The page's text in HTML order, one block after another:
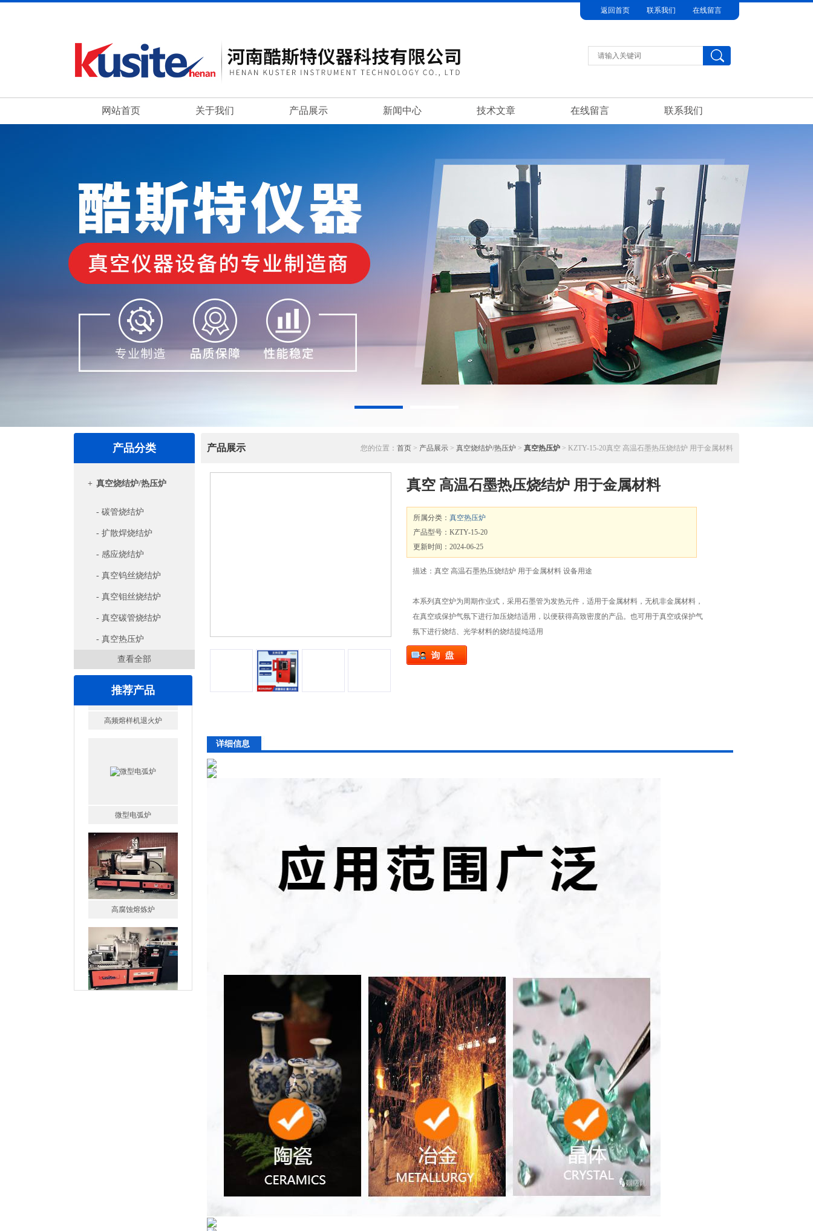
返回首页 联系我们 在线留言
网站首页 关于我们 产品展示 新闻中心 技术文章 在线留言 联系我们
产品分类
+ 真空烧结炉/热压炉
- 碳管烧结炉
- 扩散焊烧结炉
- 感应烧结炉
- 真空钨丝烧结炉
- 真空钼丝烧结炉
- 真空碳管烧结炉
- 真空热压炉
查看全部
推荐产品
高腐蚀熔炼炉
一托二真空熔炼炉
产品展示 您的位置： 首页 > 产品展示 > 真空烧结炉/热压炉 > 真空热压炉 > KZTY-15-20真空 高温石墨热压烧结炉 用于金属材料
真空 高温石墨热压烧结炉 用于金属材料
所属分类： 真空热压炉
产品型号：KZTY-15-20
更新时间：2024-06-25
描述：真空 高温石墨热压烧结炉 用于金属材料 设备用途
本系列真空炉为周期作业式，采用石墨管为发热元件，适用于金属材料，无机非金属材料，
在真空或保护气氛下进行加压烧结适用，以便获得高致密度的产品。也可用于真空或保护气
氛下进行烧结、光学材料的烧结提纯适用
详细信息